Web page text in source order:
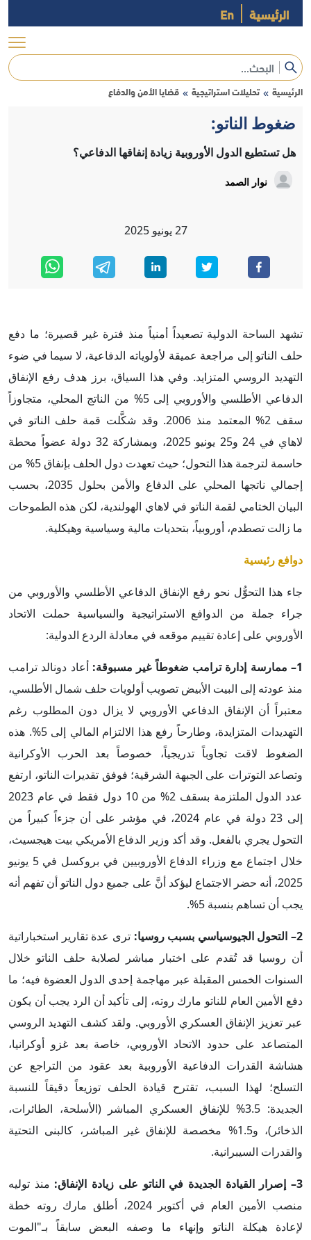
الرئيسية En
الرئيسية » تحليلات استراتيجية » قضايا الأمن والدفاع
ضغوط الناتو:
هل تستطيع الدول الأوروبية زيادة إنفاقها الدفاعي؟
نوار الصمد
27 يونيو 2025
تشهد الساحة الدولية تصعيداً أمنياً منذ فترة غير قصيرة؛ ما دفع
حلف الناتو إلى مراجعة عميقة لأولوياته الدفاعية، لا سيما في ضوء
التهديد الروسي المتزايد. وفي هذا السياق، برز هدف رفع الإنفاق
الدفاعي الأطلسي والأوروبي إلى 5% من الناتج المحلي، متجاوزاً
سقف 2% المعتمد منذ 2006. وقد شكَّلت قمة حلف الناتو في
لاهاي في 24 و25 يونيو 2025، وبمشاركة 32 دولة عضواً محطة
حاسمة لترجمة هذا التحول؛ حيث تعهدت دول الحلف بإنفاق 5% من
إجمالي ناتجها المحلي على الدفاع والأمن بحلول 2035، بحسب
البيان الختامي لقمة الناتو في لاهاي الهولندية، لكن هذه الطموحات
ما زالت تصطدم، أوروبياً، بتحديات مالية وسياسية وهيكلية.
دوافع رئيسية
جاء هذا التحوُّل نحو رفع الإنفاق الدفاعي الأطلسي والأوروبي من
جراء جملة من الدوافع الاستراتيجية والسياسية حملت الاتحاد
الأوروبي على إعادة تقييم موقعه في معادلة الردع الدولية:
1– ممارسة إدارة ترامب ضغوطاً غير مسبوقة:
أعاد دونالد ترامب
منذ عودته إلى البيت الأبيض تصويب أولويات حلف شمال الأطلسي،
معتبراً أن الإنفاق الدفاعي الأوروبي لا يزال دون المطلوب رغم
التهديدات المتزايدة، وطارحاً رفع هذا الالتزام المالي إلى 5%. هذه
الضغوط لاقت تجاوباً تدريجياً، خصوصاً بعد الحرب الأوكرانية
وتصاعد التوترات على الجبهة الشرقية؛ فوفق تقديرات الناتو، ارتفع
عدد الدول الملتزمة بسقف 2% من 10 دول فقط في عام 2023
إلى 23 دولة في عام 2024، في مؤشر على أن جزءاً كبيراً من
التحول يجري بالفعل. وقد أكد وزير الدفاع الأمريكي بيت هيجسيث،
خلال اجتماع مع وزراء الدفاع الأوروبيين في بروكسل في 5 يونيو
2025، أنه حضر الاجتماع ليؤكد أنَّ على جميع دول الناتو أن تفهم أنه
يجب أن تساهم بنسبة 5%.
2– التحول الجيوسياسي بسبب روسيا:
ترى عدة تقارير استخباراتية
أن روسيا قد تُقدم على اختبار مباشر لصلابة حلف الناتو خلال
السنوات الخمس المقبلة عبر مهاجمة إحدى الدول العضوة فيه؛ ما
دفع الأمين العام للناتو مارك روته، إلى تأكيد أن الرد يجب أن يكون
عبر تعزيز الإنفاق العسكري الأوروبي. ولقد كشف التهديد الروسي
المتصاعد على حدود الاتحاد الأوروبي، خاصة بعد غزو أوكرانيا،
هشاشة القدرات الدفاعية الأوروبية بعد عقود من التراجع عن
التسلح؛ لهذا السبب، تقترح قيادة الحلف توزيعاً دقيقاً للنسبة
الجديدة: 3.5% للإنفاق العسكري المباشر (الأسلحة، الطائرات،
الذخائر)، و1.5% مخصصة للإنفاق غير المباشر، كالبنى التحتية
والقدرات السيبرانية.
3– إصرار القيادة الجديدة في الناتو على زيادة الإنفاق:
منذ توليه
منصب الأمين العام في أكتوبر 2024، أطلق مارك روته خطة
لإعادة هيكلة الناتو وإنهاء ما وصفه البعض سابقاً بـ"الموت